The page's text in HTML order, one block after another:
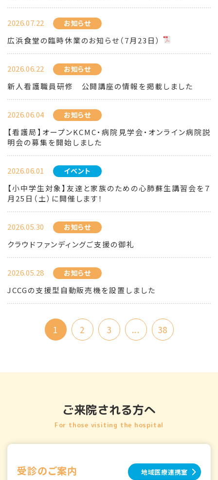
2026.07.22 お知らせ
広浜食堂の臨時休業のお知らせ（7月23日）
2026.06.22 お知らせ
新人看護職員研修 公開講座の情報を掲載しました
2026.06.04 お知らせ
【看護局】オープンKCMC・病院見学会・オンライン病院説
明会の募集を開始しました
2026.06.01 イベント
【小中学生対象】友達と家族のための心肺蘇生講習会を７
月25日（土）に開催します！
2026.05.30 お知らせ
クラウドファンディングご支援の御礼
2026.05.28 お知らせ
JCCGの支援型自動販売機を設置しました
1 2 3 ... 38
ご来院される方へ
For those visiting the hospital
受診のご案内 地域医療連携室